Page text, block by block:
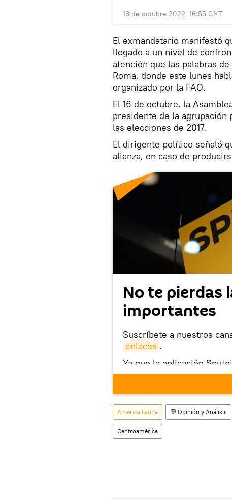
13 de octubre 2022, 16:55 GMT
El exmandatario manifestó
llegado a un nivel de
atención que las palabras
Roma, donde este lunes
organizado por la FAO.
El 16 de octubre, la
presidente de la
las elecciones de 2017.
El dirigente político señaló
alianza, en caso de
No te pierdas
importantes
Suscríbete a nuestros
enlaces .
Ya que la aplicación
este enlace puedes
También tenemos una
América Latina 💬 Opinión y Análisis
Centroamérica